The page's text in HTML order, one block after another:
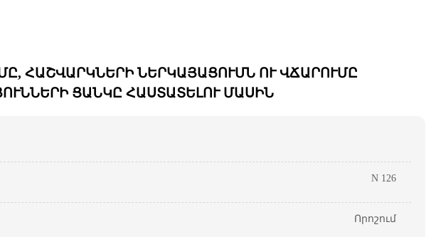
ՀԱՇՎԱՐԿՆԵՐԻ ՆԵՐԿԱՅԱՑՈՒՄՆ ՈՒ ՎՃԱՐՈՒՄԸ
ՑԱՆԿԸ ՀԱՍՏԱՏԵԼՈՒ ՄԱՍԻՆ
N 126
Որոշում